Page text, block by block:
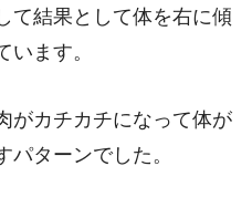
て結果として体を右に傾
います。
がカチカチになって体が
ターンでした。